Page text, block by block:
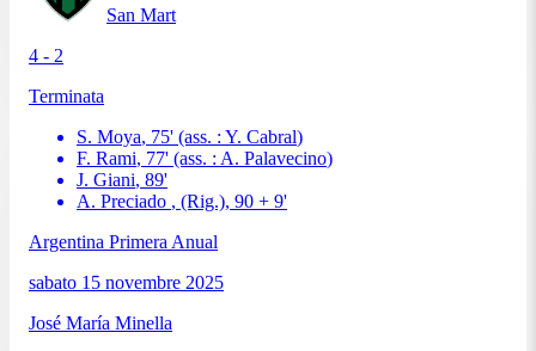
San Mart
4 - 2
Terminata
S. Moya, 75' (ass. : Y. Cabral)
F. Rami, 77' (ass. : A. Palavecino)
J. Giani, 89'
A. Preciado , (Rig.), 90 + 9'
Argentina Primera Anual
sabato 15 novembre 2025
José María Minella